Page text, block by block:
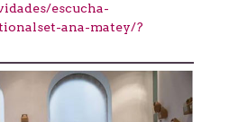
escucha-
ana-matey/?